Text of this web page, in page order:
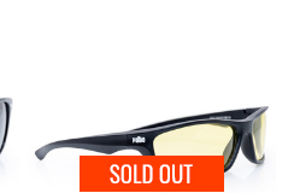
OUT SOLD